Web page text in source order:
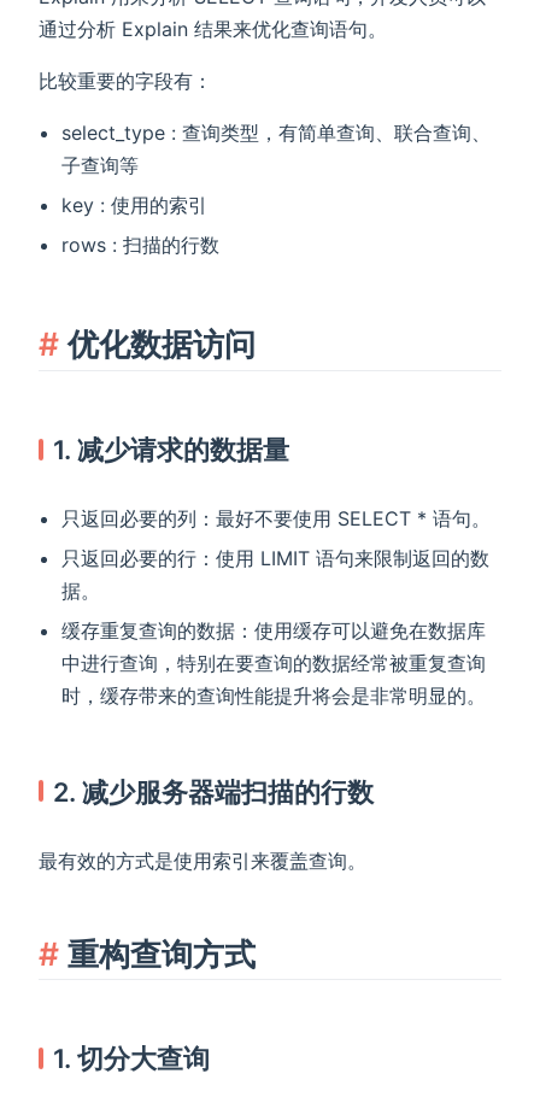
通过分析 Explain 结果来优化查询语句。
比较重要的字段有：
select_type : 查询类型，有简单查询、联合查询、
子查询等
key : 使用的索引
rows : 扫描的行数
优化数据访问
1. 减少请求的数据量
只返回必要的列：最好不要使用 SELECT * 语句。
只返回必要的行：使用 LIMIT 语句来限制返回的数
据。
缓存重复查询的数据：使用缓存可以避免在数据库
中进行查询，特别在要查询的数据经常被重复查询
时，缓存带来的查询性能提升将会是非常明显的。
2. 减少服务器端扫描的行数
最有效的方式是使用索引来覆盖查询。
重构查询方式
1. 切分大查询